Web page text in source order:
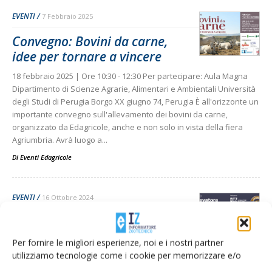
Per fornire le migliori esperienze, noi e i nostri partner
utilizziamo tecnologie come i cookie per memorizzare e/o
EVENTI 7 Febbraio 2025
Convegno: Bovini da carne,
idee per tornare a vincere
18 febbraio 2025 | Ore 10:30 - 12:30 Per partecipare: Aula Magna
Dipartimento di Scienze Agrarie, Alimentari e Ambientali Università
degli Studi di Perugia Borgo XX giugno 74, Perugia È all'orizzonte un
importante convegno sull'allevamento dei bovini da carne,
organizzato da Edagricole, anche e non solo in vista della fiera
Agriumbria. Avrà luogo a...
Di Eventi Edagricole
EVENTI 16 Ottobre 2024
Torna il premio “L’Allevatore
dell’anno”
Il 26 ottobre 2024 si svolgerà la premiazione "L'allevatore